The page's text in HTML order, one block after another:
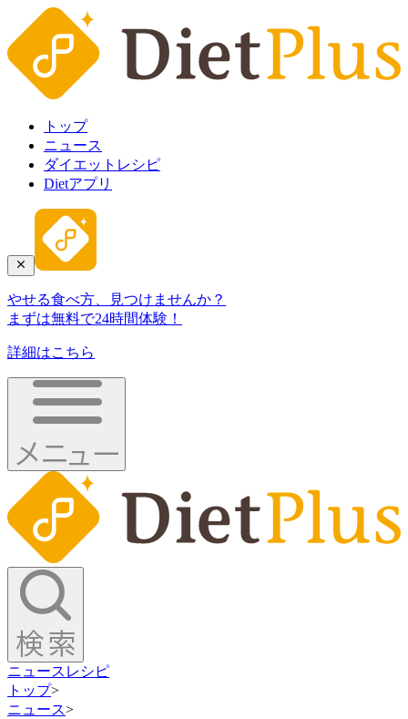
トップ
ニュース
ダイエットレシピ
Dietアプリ
やせる食べ方、見つけませんか？
まずは無料で24時間体験！
詳細はこちら
ニュース レシピ
トップ>
ニュース>